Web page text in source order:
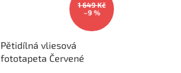
1 649 Kč
–9 %
Pětidílná vliesová
fototapeta Červené